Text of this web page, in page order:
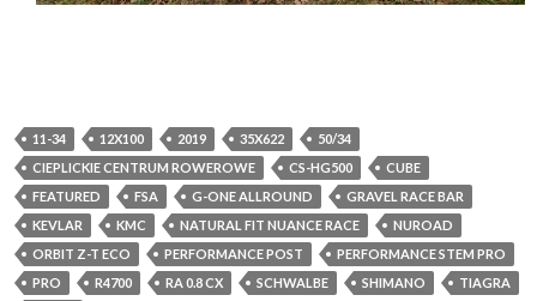
11-34 12X100 2019 35X622
50/34
CIEPLICKIE CENTRUM ROWEROWE
CS-HG500
CUBE
FEATURED
FSA G-ONE ALLROUND
GRAVEL RACE BAR
KEVLAR
KMC NATURAL FIT NUANCE RACE
NUROAD
ORBIT Z-T ECO
PERFORMANCE POST
PERFORMANCE STEM PRO
PRO
R4700 RA 0.8 CX SCHWALBE SHIMANO
TIAGRA